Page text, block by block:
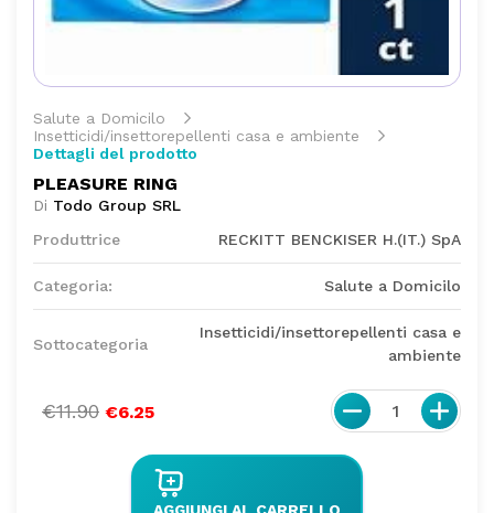
Salute a Domicilo
Insetticidi/insettorepellenti casa e ambiente
Dettagli del prodotto
PLEASURE RING
Di Todo Group SRL
Produttrice
RECKITT BENCKISER H.(IT.) SpA
Categoria: Salute a Domicilo
Sottocategoria
Insetticidi/insettorepellenti casa e
ambiente
€11.90 €6.25 1